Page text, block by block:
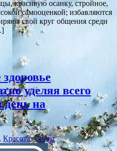
красивую осанку, стройное,
самооценкой; избавляются
свой круг общения среди
уделяя всего
день на
, Красота,Спорт